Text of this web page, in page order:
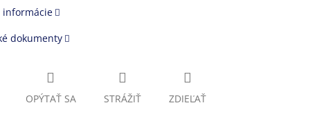
informácie
dokumenty
OPÝTAŤ SA STRÁŽIŤ ZDIEĽAŤ